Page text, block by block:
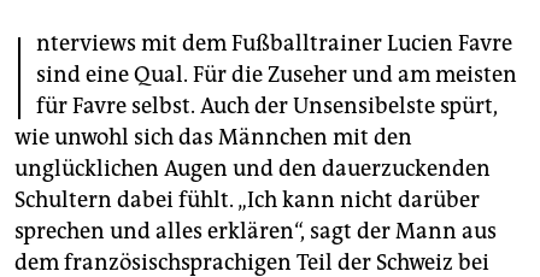
abo
genossenschaft
epaper login
I nterviews mit dem Fußballtrainer Lucien Favre
sind eine Qual. Für die Zuseher und am meisten
für Favre selbst. Auch der Unsensibelste spürt,
wie unwohl sich das Männchen mit den
unglücklichen Augen und den dauerzuckenden
Schultern dabei fühlt. „Ich kann nicht darüber
sprechen und alles erklären“, sagt der Mann aus
dem französischsprachigen Teil der Schweiz bei